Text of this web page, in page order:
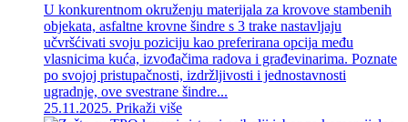
U konkurentnom okruženju materijala za krovove stambenih
objekata, asfaltne krovne šindre s 3 trake nastavljaju
učvršćivati ​​svoju poziciju kao preferirana opcija među
vlasnicima kuća, izvođačima radova i građevinarima. Poznate
po svojoj pristupačnosti, izdržljivosti i jednostavnosti
ugradnje, ove svestrane šindre...
25.11.2025. Prikaži više